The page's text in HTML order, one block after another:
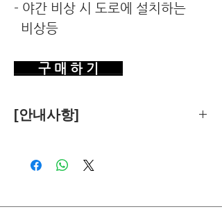
- 야간 비상 시 도로에 설치하는
비상등
구 매 하 기
[안내사항]
객관적 기준에 따라 독립적으로 수행합
파트너스로부터 소정의 수수료를 받습